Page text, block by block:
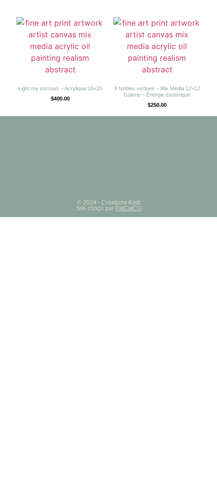
Light my sorrows – Acrylique 16×20
$400.00
9 Nobles vertues – Mix Média 12×12
Galerie – Énergie ésotérique
$250.00
© 2024 - Créations Kadi
Site conçu par FatCatCG